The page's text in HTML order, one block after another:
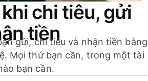
chi tiêu, gửi
tiền
gửi, chi tiêu và nhận tiền bằng
Mọi thứ bạn cần, trong một tài
bạn cần.